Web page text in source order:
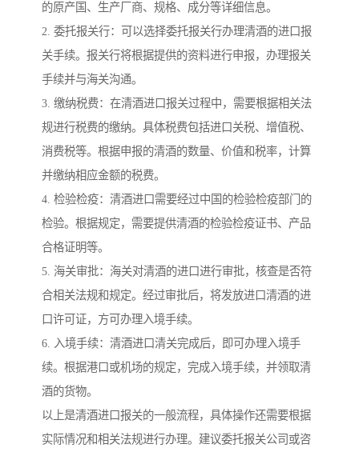
的原产国、生产厂商、规格、成分等详细信息。
2. 委托报关行：可以选择委托报关行办理清酒的进口报
关手续。报关行将根据提供的资料进行申报，办理报关
手续并与海关沟通。
3. 缴纳税费：在清酒进口报关过程中，需要根据相关法
规进行税费的缴纳。具体税费包括进口关税、增值税、
消费税等。根据申报的清酒的数量、价值和税率，计算
并缴纳相应金额的税费。
4. 检验检疫：清酒进口需要经过中国的检验检疫部门的
检验。根据规定，需要提供清酒的检验检疫证书、产品
合格证明等。
5. 海关审批：海关对清酒的进口进行审批，核查是否符
合相关法规和规定。经过审批后，将发放进口清酒的进
口许可证，方可办理入境手续。
6. 入境手续：清酒进口清关完成后，即可办理入境手
续。根据港口或机场的规定，完成入境手续，并领取清
酒的货物。
以上是清酒进口报关的一般流程，具体操作还需要根据
实际情况和相关法规进行办理。建议委托报关公司或咨